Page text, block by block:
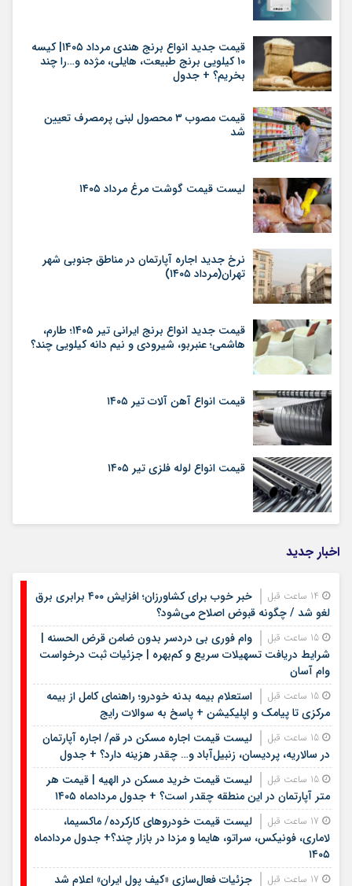
قیمت جدید انواع برنج هندی مرداد ۱۴۰۵| کیسه
۱۰ کیلویی برنج طبیعت، هایلی، مژده و…را چند
بخریم؟ + جدول
قیمت مصوب ۳ محصول لبنی پرمصرف تعیین
شد
لیست قیمت گوشت مرغ مرداد ۱۴۰۵
نرخ جدید اجاره آپارتمان در مناطق جنوبی شهر
تهران(مرداد ۱۴۰۵)
قیمت جدید انواع برنج ایرانی تیر ۱۴۰۵؛ طارم،
هاشمی؛ عنبربو، شیرودی و نیم دانه کیلویی چند؟
قیمت انواع آهن آلات تیر ۱۴۰۵
قیمت انواع لوله فلزی تیر ۱۴۰۵
اخبار جدید
خبر خوب برای کشاورزان؛ افزایش ۴۰۰ برابری برق
لغو شد / چگونه قبوض اصلاح می‌شود؟
وام فوری بی دردسر بدون ضامن قرض الحسنه |
شرایط دریافت تسهیلات سریع و کم‌بهره | جزئیات ثبت درخواست
وام آسان
استعلام بیمه بدنه خودرو؛ راهنمای کامل از بیمه
مرکزی تا پیامک و اپلیکیشن + پاسخ به سوالات رایج
لیست قیمت اجاره مسکن در قم/ اجاره آپارتمان
در سالاریه، پردیسان، زنبیل‌آباد و… چقدر هزینه دارد؟ + جدول
لیست قیمت خرید مسکن در الهیه | قیمت هر
متر آپارتمان در این منطقه چقدر است؟ + جدول مردادماه ۱۴۰۵
لیست قیمت خودروهای کارکرده/ ماکسیما،
لاماری، فونیکس، سراتو، هایما و مزدا در بازار چند؟+ جدول مردادماه
۱۴۰۵
جزئیات فعال‌سازی «کیف پول ایران» اعلام شد